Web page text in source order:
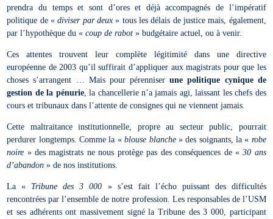
prendra du temps et sont d’ores et déjà accompagnés de l’impératif
politique de «diviser par deux» tous les délais de justice mais, également,
par l’hypothèque du «coup de rabot » budgétaire actuel, ou à venir.
Ces attentes trouvent leur complète légitimité dans une directive
européenne de 2003 qu’il suffirait d’appliquer aux magistrats pour que les
choses s’arrangent … Mais pour pérenniserune politique cynique de
gestion de la pénurie, la chancellerie n’a jamais agi, laissant les chefs des
cours et tribunaux dans l’attente de consignes qui ne viennent jamais.
Cette maltraitance institutionnelle, propre au secteur public, pourrait
perdurer longtemps. Comme la «blouse blanche» des soignants, la « robe
noire » des magistrats ne nous protège pas des conséquences de «30 ans
d’abandon » de nos institutions.
La « Tribune des 3 000 » s’est fait l’écho puissant des difficultés
rencontrées par l’ensemble de notre profession. Les responsables de l’USM
et ses adhérents ont massivement signé la Tribune des 3 000, participant